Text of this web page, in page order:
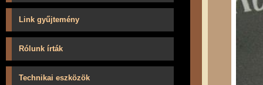
Link gyűjtemény
Rólunk írták
Technikai eszközök